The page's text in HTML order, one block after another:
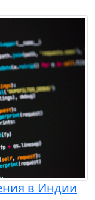
в Индии